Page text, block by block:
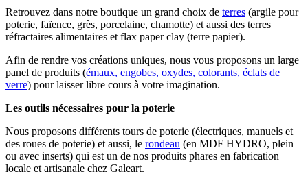
Retrouvez dans notre boutique un grand choix de terres (argile pour
poterie, faïence, grès, porcelaine, chamotte) et aussi des terres
réfractaires alimentaires et flax paper clay (terre papier).
Afin de rendre vos créations uniques, nous vous proposons un large
panel de produits (émaux, engobes, oxydes, colorants, éclats de
verre) pour laisser libre cours à votre imagination.
Les outils nécessaires pour la poterie
Nous proposons différents tours de poterie (électriques, manuels et
des roues de poterie) et aussi, le rondeau (en MDF HYDRO, plein
ou avec inserts) qui est un de nos produits phares en fabrication
locale et artisanale chez Galeart.